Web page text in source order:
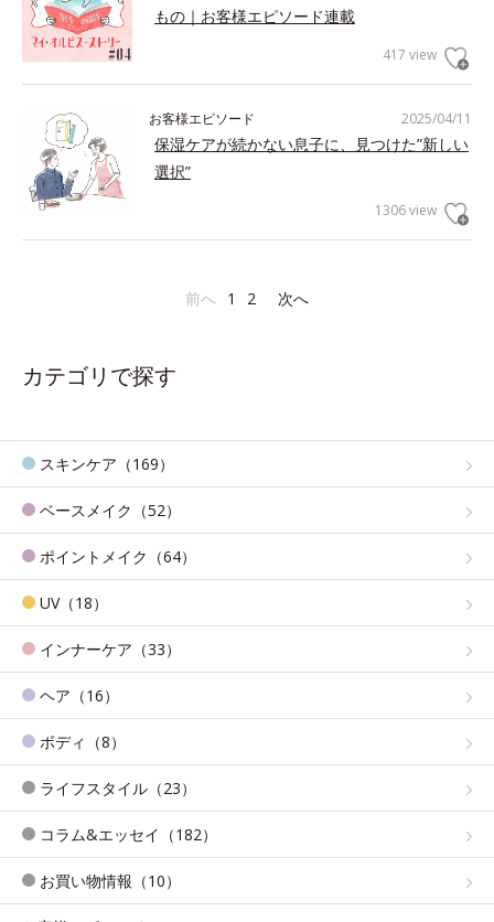
もの｜お客様エピソード連載
417 view
2025/04/11
お客様エピソード
保湿ケアが続かない息子に、見つけた”新しい
選択”
1306 view
前へ 1 2 次へ
カテゴリで探す
スキンケア（169）
ベースメイク（52）
ポイントメイク（64）
UV（18）
インナーケア（33）
ヘア（16）
ボディ（8）
ライフスタイル（23）
コラム&エッセイ（182）
お買い物情報（10）